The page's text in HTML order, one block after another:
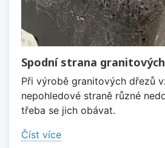
Spodní strana
Při výrobě granitových dřezů
nepohledové straně různé
třeba se jich obávat.
Číst více